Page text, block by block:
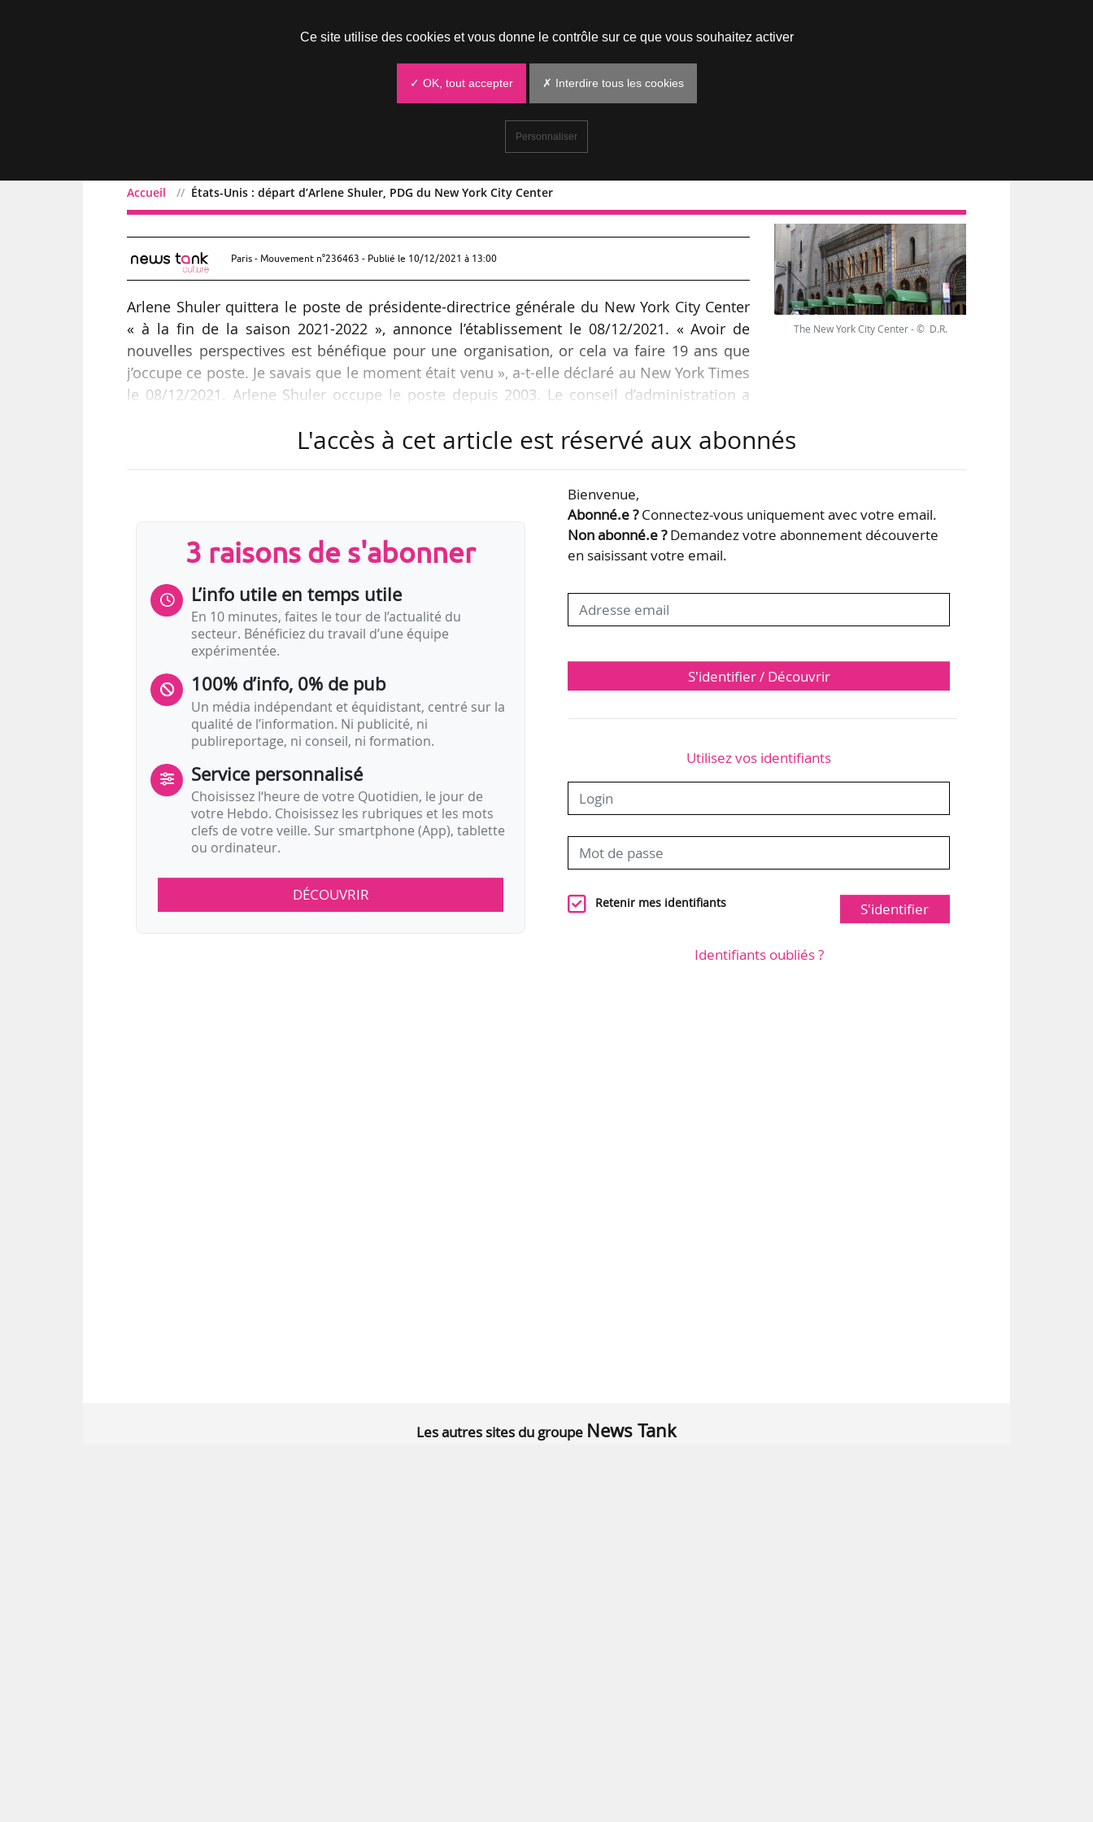
Accueil États-Unis : départ d’Arlene Shuler, PDG du New York City Center
États-Unis : départ d’Arlene Shuler, PDG du New York City Center
Paris - Mouvement n°236463 - Publié le 10/12/2021 à 13:00
Arlene Shuler quittera le poste de présidente-directrice générale du New York City Center
« à la fin de la saison 2021-2022 », annonce l’établissement le 08/12/2021. « Avoir de
nouvelles perspectives est bénéfique pour une organisation, or cela va faire 19 ans que
j’occupe ce poste. Je savais que le moment était venu », a-t-elle déclaré au New York Times
le 08/12/2021. Arlene Shuler occupe le poste depuis 2003. Le conseil d’administration a
planification et du développement au Lincoln Center for the Performing Arts (1992-2003).
The New York City Center - © D.R.
L'accès à cet article est réservé aux abonnés
3 raisons de s'abonner
L’info utile en temps utile
En 10 minutes, faites le tour de l’actualité du
secteur. Bénéficiez du travail d’une équipe
expérimentée.
100% d’info, 0% de pub
Un média indépendant et équidistant, centré sur la
qualité de l’information. Ni publicité, ni
publireportage, ni conseil, ni formation.
Service personnalisé
Choisissez l‘heure de votre Quotidien, le jour de
votre Hebdo. Choisissez les rubriques et les mots
clefs de votre veille. Sur smartphone (App), tablette
ou ordinateur.
DÉCOUVRIR
Bienvenue,
Abonné.e ?Connectez-vous uniquement avec votre email.
Non abonné.e ?Demandez votre abonnement découverte
en saisissant votre email.
S'identifier / Découvrir
Utilisez vos identifiants
Retenir mes identifiants S'identifier
Identifiants oubliés ?
Les autres sites du groupe News Tank
Ce site utilise des cookies et vous donne le contrôle sur ce que vous souhaitez activer
✓ OK, tout accepter ✗ Interdire tous les cookies
Personnaliser